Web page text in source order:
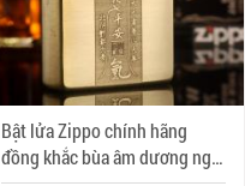
Bật lửa Zippo chính hãng
đồng khắc bùa âm dương ngũ